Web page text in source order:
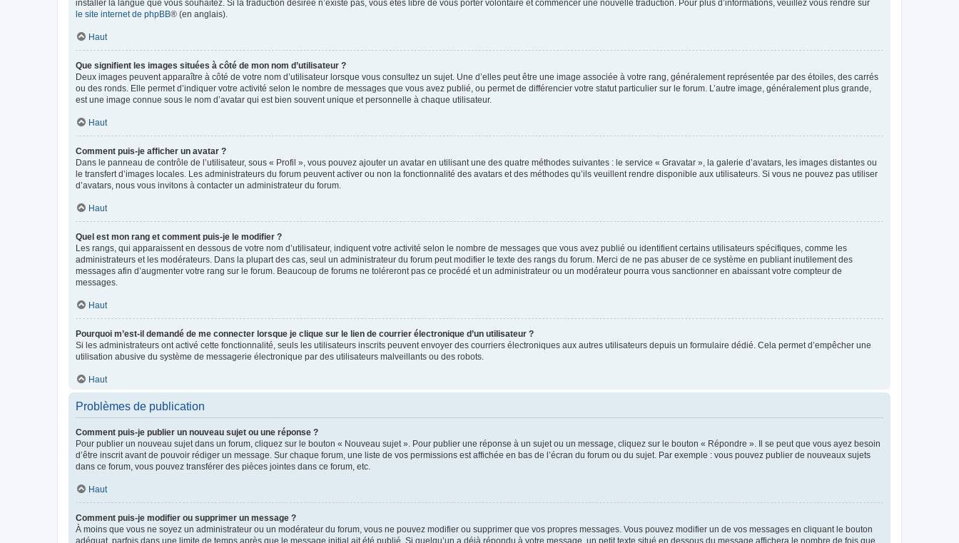
installer la langue que vous souhaitez. Si la traduction désirée n’existe pas, vous êtes libre de vous porter volontaire et commencer une nouvelle traduction. Pour plus d’informations, veuillez vous rendre sur
le site internet de phpBB® (en anglais).
Haut
Que signifient les images situées à côté de mon nom d’utilisateur ?
Deux images peuvent apparaître à côté de votre nom d’utilisateur lorsque vous consultez un sujet. Une d’elles peut être une image associée à votre rang, généralement représentée par des étoiles, des carrés
ou des ronds. Elle permet d’indiquer votre activité selon le nombre de messages que vous avez publié, ou permet de différencier votre statut particulier sur le forum. L’autre image, généralement plus grande,
est une image connue sous le nom d’avatar qui est bien souvent unique et personnelle à chaque utilisateur.
Haut
Comment puis-je afficher un avatar ?
Dans le panneau de contrôle de l’utilisateur, sous « Profil », vous pouvez ajouter un avatar en utilisant une des quatre méthodes suivantes : le service « Gravatar », la galerie d’avatars, les images distantes ou
le transfert d’images locales. Les administrateurs du forum peuvent activer ou non la fonctionnalité des avatars et des méthodes qu’ils veuillent rendre disponible aux utilisateurs. Si vous ne pouvez pas utiliser
d’avatars, nous vous invitons à contacter un administrateur du forum.
Haut
Quel est mon rang et comment puis-je le modifier ?
Les rangs, qui apparaissent en dessous de votre nom d’utilisateur, indiquent votre activité selon le nombre de messages que vous avez publié ou identifient certains utilisateurs spécifiques, comme les
administrateurs et les modérateurs. Dans la plupart des cas, seul un administrateur du forum peut modifier le texte des rangs du forum. Merci de ne pas abuser de ce système en publiant inutilement des
messages afin d’augmenter votre rang sur le forum. Beaucoup de forums ne toléreront pas ce procédé et un administrateur ou un modérateur pourra vous sanctionner en abaissant votre compteur de
messages.
Haut
Pourquoi m’est-il demandé de me connecter lorsque je clique sur le lien de courrier électronique d’un utilisateur ?
Si les administrateurs ont activé cette fonctionnalité, seuls les utilisateurs inscrits peuvent envoyer des courriers électroniques aux autres utilisateurs depuis un formulaire dédié. Cela permet d’empêcher une
utilisation abusive du système de messagerie électronique par des utilisateurs malveillants ou des robots.
Haut
Problèmes de publication
Comment puis-je publier un nouveau sujet ou une réponse ?
Pour publier un nouveau sujet dans un forum, cliquez sur le bouton « Nouveau sujet ». Pour publier une réponse à un sujet ou un message, cliquez sur le bouton « Répondre ». Il se peut que vous ayez besoin
d’être inscrit avant de pouvoir rédiger un message. Sur chaque forum, une liste de vos permissions est affichée en bas de l’écran du forum ou du sujet. Par exemple : vous pouvez publier de nouveaux sujets
dans ce forum, vous pouvez transférer des pièces jointes dans ce forum, etc.
Haut
Comment puis-je modifier ou supprimer un message ?
À moins que vous ne soyez un administrateur ou un modérateur du forum, vous ne pouvez modifier ou supprimer que vos propres messages. Vous pouvez modifier un de vos messages en cliquant le bouton
adéquat, parfois dans une limite de temps après que le message initial ait été publié. Si quelqu’un a déjà répondu à votre message, un petit texte situé en dessous du message affichera le nombre de fois que